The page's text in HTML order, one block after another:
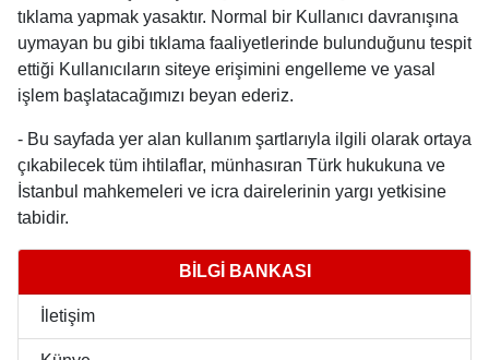
tıklama yapmak yasaktır. Normal bir Kullanıcı davranışına
uymayan bu gibi tıklama faaliyetlerinde bulunduğunu tespit
ettiği Kullanıcıların siteye erişimini engelleme ve yasal
işlem başlatacağımızı beyan ederiz.
- Bu sayfada yer alan kullanım şartlarıyla ilgili olarak ortaya
çıkabilecek tüm ihtilaflar, münhasıran Türk hukukuna ve
İstanbul mahkemeleri ve icra dairelerinin yargı yetkisine
tabidir.
BİLGİ BANKASI
İletişim